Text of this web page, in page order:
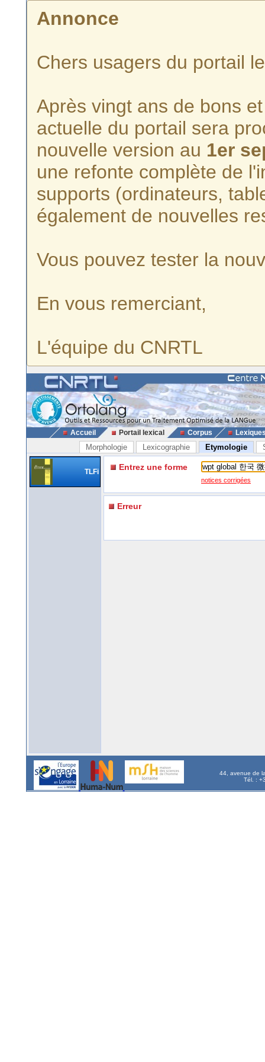
Annonce
Chers usagers du portail
Après vingt ans de bons
actuelle du portail sera
nouvelle version au 1er
une refonte complète de
supports (ordinateurs,
également de nouvelles
Vous pouvez tester la
En vous remerciant,
L'équipe du CNRTL
Accueil Portail lexical Corpus
Morphologie Lexicographie Etymologie
TLFi Entrez une forme
notices corrigées
Erreur
44, avenue de
Tél. :